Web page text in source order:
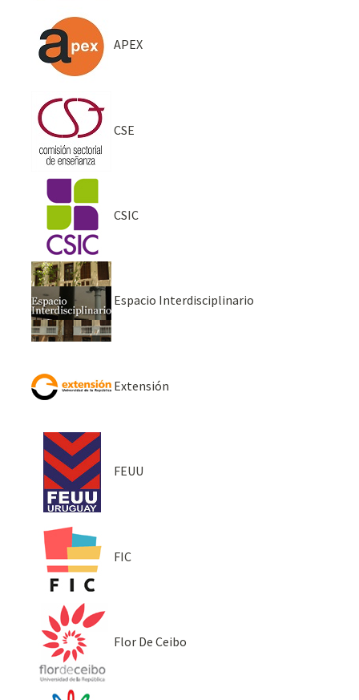
APEX
CSE
CSIC
Espacio Interdisciplinario
Extensión
FEUU
FIC
Flor De Ceibo